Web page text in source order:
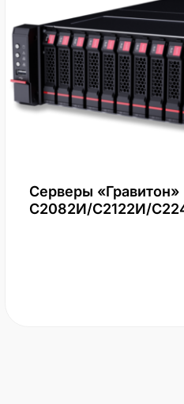
Серверы «Гравитон»
С2082И/С2122И/